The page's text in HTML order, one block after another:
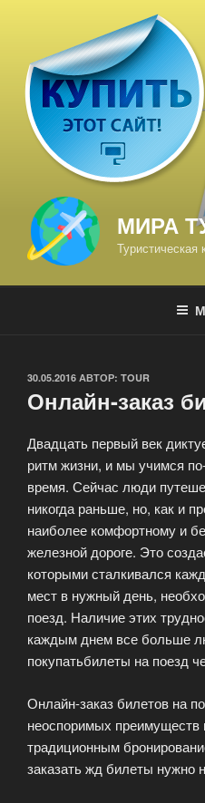
содержимому
МИРА
Туристическая
ОПУБЛИКОВАНО
30.05.2016 АВТОР: TOUR
Онлайн-заказ
Двадцать первый век
ритм жизни, и мы учимся
время. Сейчас люди
никогда раньше, но, как и
наиболее комфортному и
железной дороге. Это
которыми сталкивался
мест в нужный день,
поезд. Наличие этих
каждым днем все больше
покупатьбилеты на поезд
Онлайн-заказ билетов на
неоспоримых преимуществ
традиционным
заказать жд билеты нужно